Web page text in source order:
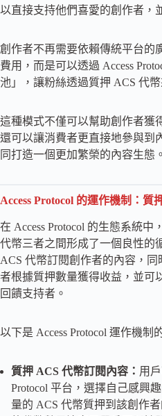
以直接支持他們喜愛的創作者，
創作者不再需要依賴傳統平台的
費用，而是可以透過 Access
池」，讓粉絲透過質押 ACS 代
這種模式不僅可以幫助創作者獲
還可以讓消費者更直接地參與到
同打造一個更加繁榮的內容生態。
Access Protocol 的運作機制：質
在 Access Protocol 的生態系統中
代幣三者之間形成了一個良性的
ACS 代幣訂閱創作者的內容，
者根據質押數量獲得收益，並可
回饋支持者。
以下是 Access Protocol 運作機制
質押 ACS 代幣訂閱內容： 用
Protocol 平台，選擇自己感興
量的 ACS 代幣質押到該創作